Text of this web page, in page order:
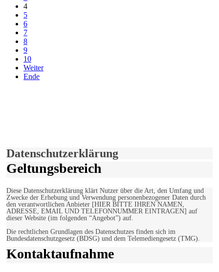
4
5
6
7
8
9
10
Weiter
Ende
Datenschutzerklärung
Geltungsbereich
Diese Datenschutzerklärung klärt Nutzer über die Art, den Umfang und
Zwecke der Erhebung und Verwendung personenbezogener Daten durch
den verantwortlichen Anbieter [HIER BITTE IHREN NAMEN,
ADRESSE, EMAIL UND TELEFONNUMMER EINTRAGEN] auf
dieser Website (im folgenden “Angebot”) auf.
Die rechtlichen Grundlagen des Datenschutzes finden sich im
Bundesdatenschutzgesetz (BDSG) und dem Telemediengesetz (TMG).
Kontaktaufnahme